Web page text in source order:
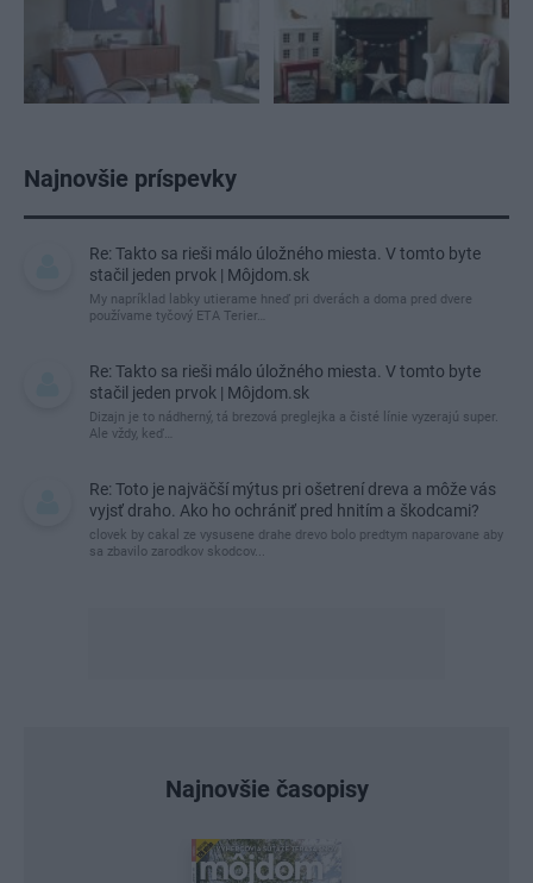
Najnovšie príspevky
Re: Takto sa rieši málo úložného miesta. V tomto byte
stačil jeden prvok | Môjdom.sk
My napríklad labky utierame hneď pri dverách a doma pred dvere
používame tyčový ETA Terier…
Re: Takto sa rieši málo úložného miesta. V tomto byte
stačil jeden prvok | Môjdom.sk
Dizajn je to nádherný, tá brezová preglejka a čisté línie vyzerajú super.
Ale vždy, keď…
Re: Toto je najväčší mýtus pri ošetrení dreva a môže vás
vyjsť draho. Ako ho ochrániť pred hnitím a škodcami?
clovek by cakal ze vysusene drahe drevo bolo predtym naparovane aby
sa zbavilo zarodkov skodcov...
Najnovšie časopisy